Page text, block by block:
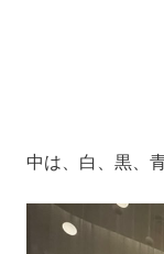
中は、白、黒、